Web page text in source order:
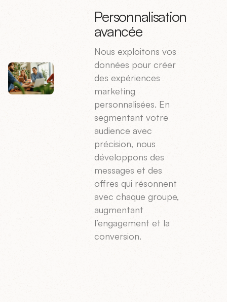
Personnalisation
avancée
Nous exploitons vos
données pour créer
des expériences
marketing
personnalisées. En
segmentant votre
audience avec
précision, nous
développons des
messages et des
offres qui résonnent
avec chaque groupe,
augmentant
l’engagement et la
conversion.